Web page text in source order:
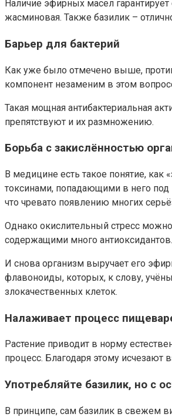
Наличие эфирных масел
жасминовая. Также базилик –
Барьер для бактерий
Как уже было отмечено выше,
компонент незаменим в этом
Такая мощная антибактериальная
препятствуют и их размножению.
Борьба с закислённостью
В медицине есть такое понятие, как
токсинами, попадающими в него
что чревато появлению многих
Однако окислительный стресс
содержащими много
И снова организм выручает его
флавоноиды, которых, к слову,
злокачественных клеток.
Налаживает процесс
Растение приводит в норму
процесс. Благодаря этому
Употребляйте базилик, но с
В принципе, сам базилик в свежем